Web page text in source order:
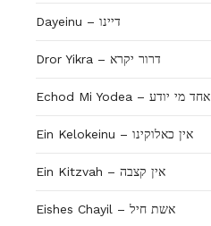
Dayeinu – דיינו
Dror Yikra – דרור יקרא
Echod Mi Yodea – אחד מי יודע
Ein Kelokeinu – אין כאלוקינו
Ein Kitzvah – אין קצבה
Eishes Chayil – אשת חיל